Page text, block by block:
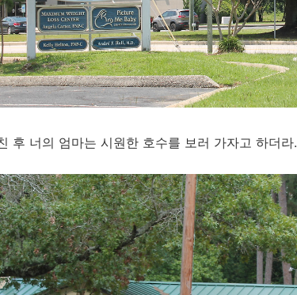
후 너의 엄마는 시원한 호수를 보러 가자고 하더라.